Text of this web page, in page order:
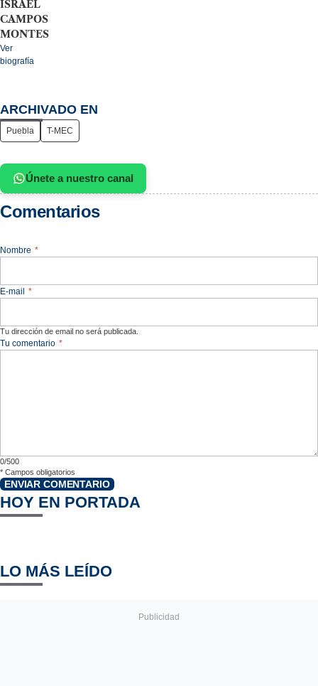
ISRAEL
CAMPOS
MONTES
Ver
biografía
ARCHIVADO EN
Puebla T-MEC
Únete a nuestro canal
Comentarios
Nombre *
E-mail *
Tu dirección de email no será publicada.
Tu comentario *
0/500
* Campos obligatorios
ENVIAR COMENTARIO
HOY EN PORTADA
LO MÁS LEÍDO